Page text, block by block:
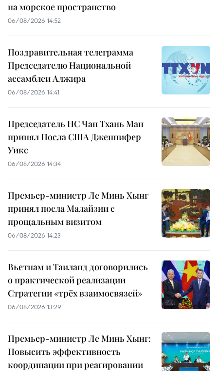
на морское пространство
06/08/2026 14:52
Поздравительная телеграмма
Председателю Национальной
ассамблеи Алжира
06/08/2026 14:41
Председатель НС Чан Тхань Ман
принял Посла США Дженнифер
Уикс
06/08/2026 14:34
Премьер-министр Ле Минь Хынг
принял посла Малайзии с
прощальным визитом
06/08/2026 14:23
Вьетнам и Таиланд договорились
о практической реализации
Стратегии «трёх взаимосвязей»
06/08/2026 13:29
Премьер-министр Ле Минь Хынг:
Повысить эффективность
координации при реагировании